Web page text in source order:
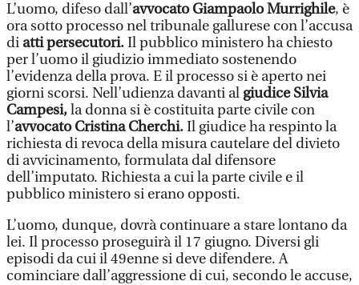
L’uomo, difeso dall’avvocato Giampaolo Murrighile, è
ora sotto processo nel tribunale gallurese con l’accusa
di atti persecutori.Il pubblico ministero ha chiesto
per l’uomo il giudizio immediato sostenendo
l’evidenza della prova. E il processo si è aperto nei
giorni scorsi. Nell’udienza davanti al giudice Silvia
Campesi,la donna si è costituita parte civile con
l’avvocato Cristina Cherchi.Il giudice ha respinto la
richiesta di revoca della misura cautelare del divieto
di avvicinamento, formulata dal difensore
dell’imputato. Richiesta a cui la parte civile e il
pubblico ministero si erano opposti.
L’uomo, dunque, dovrà continuare a stare lontano da
lei. Il processo proseguirà il 17 giugno. Diversi gli
episodi da cui il 49enne si deve difendere. A
cominciare dall’aggressione di cui, secondo le accuse,